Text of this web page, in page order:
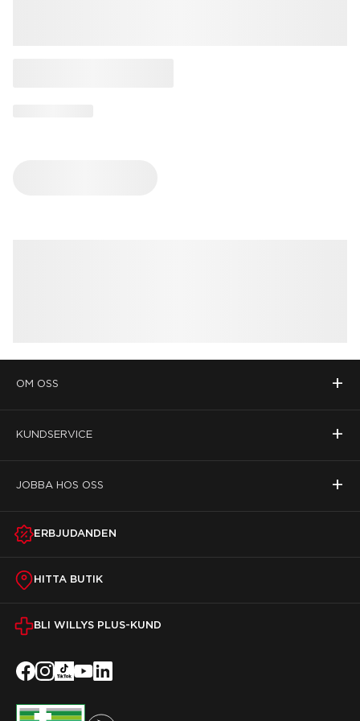
OM OSS +
KUNDSERVICE +
JOBBA HOS OSS +
ERBJUDANDEN
HITTA BUTIK
BLI WILLYS PLUS-KUND